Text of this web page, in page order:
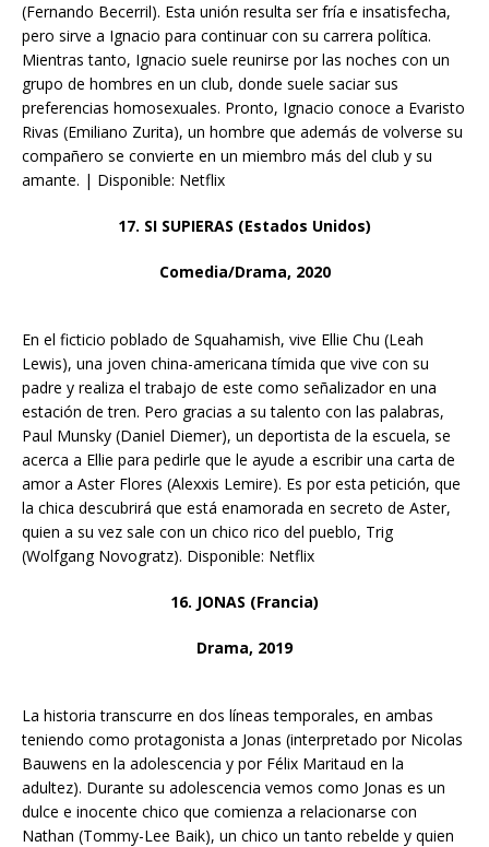
(Fernando Becerril). Esta unión resulta ser fría e insatisfecha,
pero sirve a Ignacio para continuar con su carrera política.
Mientras tanto, Ignacio suele reunirse por las noches con un
grupo de hombres en un club, donde suele saciar sus
preferencias homosexuales. Pronto, Ignacio conoce a Evaristo
Rivas (Emiliano Zurita), un hombre que además de volverse su
compañero se convierte en un miembro más del club y su
amante. | Disponible: Netflix
17. SI SUPIERAS (Estados Unidos)
Comedia/Drama, 2020
En el ficticio poblado de Squahamish, vive Ellie Chu (Leah
Lewis), una joven china-americana tímida que vive con su
padre y realiza el trabajo de este como señalizador en una
estación de tren. Pero gracias a su talento con las palabras,
Paul Munsky (Daniel Diemer), un deportista de la escuela, se
acerca a Ellie para pedirle que le ayude a escribir una carta de
amor a Aster Flores (Alexxis Lemire). Es por esta petición, que
la chica descubrirá que está enamorada en secreto de Aster,
quien a su vez sale con un chico rico del pueblo, Trig
(Wolfgang Novogratz). Disponible: Netflix
16. JONAS (Francia)
Drama, 2019
La historia transcurre en dos líneas temporales, en ambas
teniendo como protagonista a Jonas (interpretado por Nicolas
Bauwens en la adolescencia y por Félix Maritaud en la
adultez). Durante su adolescencia vemos como Jonas es un
dulce e inocente chico que comienza a relacionarse con
Nathan (Tommy-Lee Baik), un chico un tanto rebelde y quien